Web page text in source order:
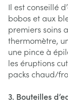
Il est conseillé
bobos et aux
premiers soins
thermomètre,
une pince à
les éruptions
packs chaud/
3. Bouteilles